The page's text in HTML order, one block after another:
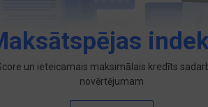
un ieteicamais maksimālais kredīts
novērtējumam